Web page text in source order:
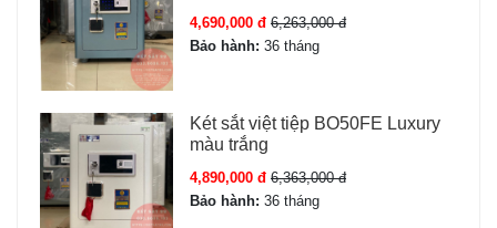
4,690,000 đ 6,263,000 đ
Bảo hành: 36 tháng
Két sắt việt tiệp BO50FE Luxury
màu trắng
4,890,000 đ 6,363,000 đ
Bảo hành: 36 tháng